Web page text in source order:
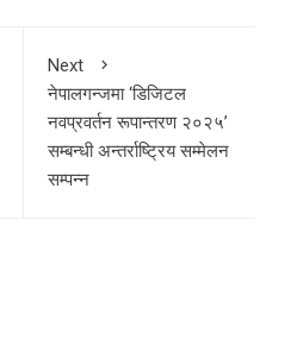
Next
नेपालगन्जमा ‘डिजिटल
नवप्रवर्तन रूपान्तरण २०२५’
सम्बन्धी अन्तर्राष्ट्रिय सम्मेलन
सम्पन्न